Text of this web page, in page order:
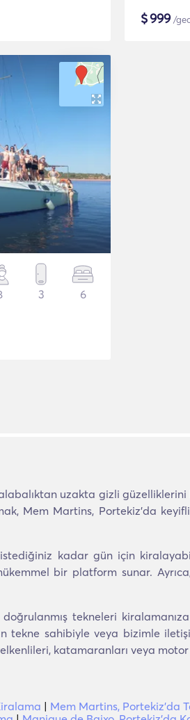
$999/
3 6
uzakta gizli
Mem Martins, Portekiz'da
kadar gün için
bir platform sunar.
tekneleri
tekne sahibiyle veya bizimle
katamaranları veya
| Mem Martins, Portekiz'da